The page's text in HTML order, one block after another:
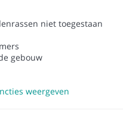
niet toegestaan
gebouw
weergeven